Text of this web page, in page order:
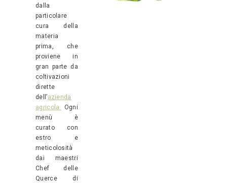
dalla
particolare
cura della
materia
prima, che
proviene in
gran parte da
coltivazioni
dirette
dell’azienda
agricola.
Ogni
menù è
curato con
estro e
meticolosità
dai maestri
Chef delle
Querce di